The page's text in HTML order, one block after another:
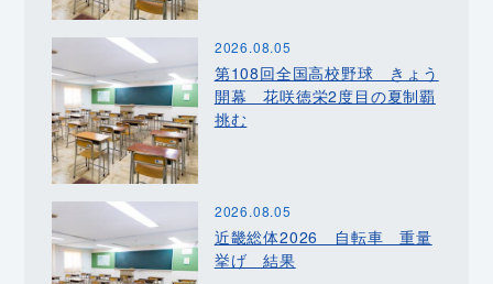
2026.08.05
第108回全国高校野球 きょう
開幕 花咲徳栄2度目の夏制覇
挑む
2026.08.05
近畿総体2026 自転車 重量
挙げ 結果